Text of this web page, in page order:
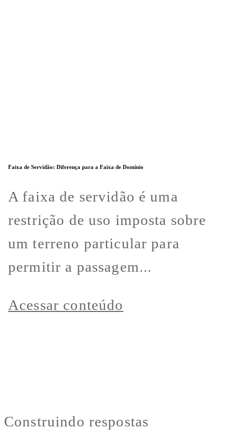
Faixa de Servidão: Diferença para a Faixa de Domínio
A faixa de servidão é uma
restrição de uso imposta sobre
um terreno particular para
permitir a passagem...
Acessar conteúdo
Construindo respostas